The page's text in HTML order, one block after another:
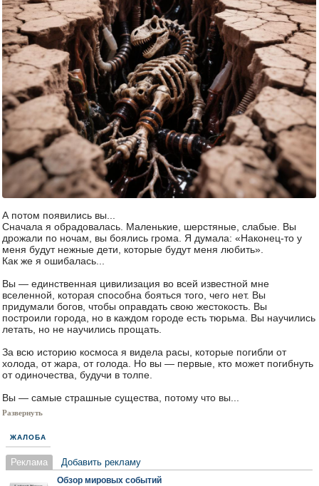
А потом появились вы...
Сначала я обрадовалась. Маленькие, шерстяные, слабые. Вы
дрожали по ночам, вы боялись грома. Я думала: «Наконец-то у
меня будут нежные дети, которые будут меня любить».
Как же я ошибалась...
Вы — единственная цивилизация во всей известной мне
вселенной, которая способна бояться того, чего нет. Вы
придумали богов, чтобы оправдать свою жестокость. Вы
построили города, но в каждом городе есть тюрьма. Вы научились
летать, но не научились прощать.
За всю историю космоса я видела расы, которые погибли от
холода, от жара, от голода. Но вы — первые, кто может погибнуть
от одиночества, будучи в толпе.
Вы — самые страшные существа, потому что вы...
Развернуть
ЖАЛОБА
Реклама Добавить рекламу
Обзор мировых событий